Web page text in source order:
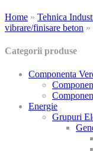
Home » Tehnica
vibrare/finisare beton »
Categorii produse
Componenta
Energie
Grupuri